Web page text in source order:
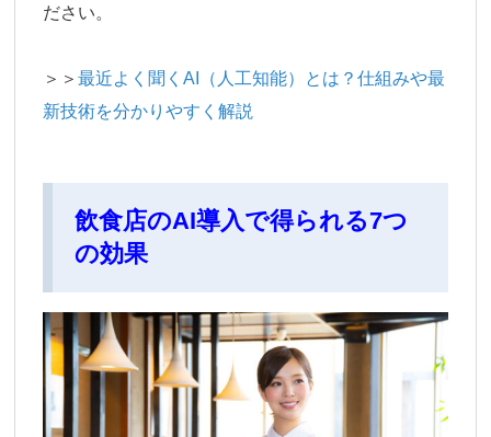
ださい。
＞＞最近よく聞くAI（人工知能）とは？仕組みや最
新技術を分かりやすく解説
飲食店のAI導入で得られる7つ
の効果